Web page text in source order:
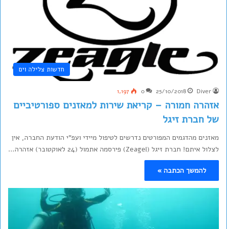
חדשות צלילה וים
Diver
25/10/2018
0
1,197
אזהרה חמורה – קריאת שירות למאזנים ספורטיביים
של חברת זיגל
מאזנים מהדגמים המפורטים נדרשים לטיפול מיידי ועפ"י הודעת החברה, אין
לצלול איתם! חברת זיגל (Zeagel) פירסמה אתמול (24 לאוקטובר) אזהרה…
להמשך הכתבה »